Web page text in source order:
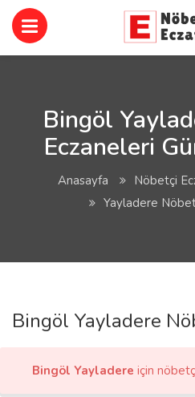
Bingöl
Eczaneleri
Anasayfa Nöbetçi
Yayladere
Bingöl Yayladere
Bingöl Yayladere için